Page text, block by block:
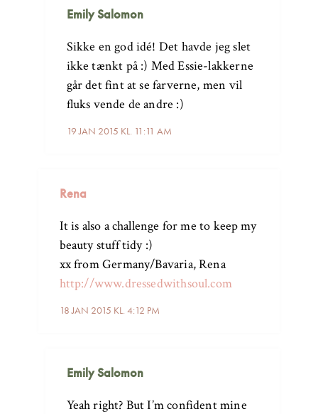
Emily Salomon
19 JAN 2015 KL. 11:11 AM
Sikke en god idé! Det havde jeg slet
ikke tænkt på :) Med Essie-lakkerne
går det fint at se farverne, men vil
fluks vende de andre :)
Rena
18 JAN 2015 KL. 4:12 PM
It is also a challenge for me to keep my
beauty stuff tidy :)
xx from Germany/Bavaria, Rena
http://www.dressedwithsoul.com
Emily Salomon
Yeah right? But I’m confident mine